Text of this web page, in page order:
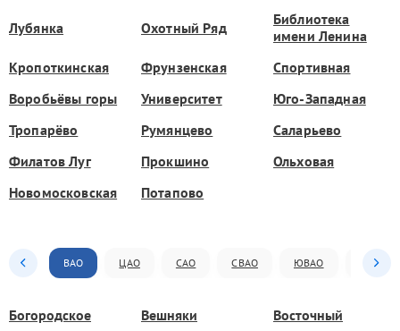
Лубянка Охотный Ряд
Библиотека
имени Ленина
Кропоткинская
Фрунзенская
Спортивная
Воробьёвы горы
Университет
Юго-Западная
Тропарёво
Румянцево
Саларьево
Филатов Луг
Прокшино
Ольховая
Новомосковская
Потапово
ВАО ЦАО САО СВАО ЮВАО ЮАО
Богородское Вешняки Восточный